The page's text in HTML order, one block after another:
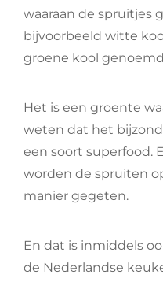
waaraan de spruitjes
bijvoorbeeld witte
groene kool
Het is een groente
weten dat het
een soort superfood.
worden de spruiten
manier gegeten.
En dat is inmiddels
de Nederlandse